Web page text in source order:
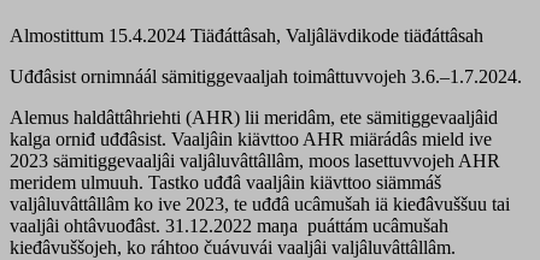
Almostittum 15.4.2024 Tiäđáttâsah, Valjâlävdikode tiäđáttâsah
Uđđâsist ornimnáál sämitiggevaaljah toimâttuvvojeh 3.6.–1.7.2024.
Alemus haldâttâhriehti (AHR) lii meridâm, ete sämitiggevaaljâid
kalga orniđ uđđâsist. Vaaljâin kiävttoo AHR miärádâs mield ive
2023 sämitiggevaaljâi valjâluvâttâllâm, moos lasettuvvojeh AHR
meridem ulmuuh. Tastko uđđâ vaaljâin kiävttoo siämmáš
valjâluvâttâllâm ko ive 2023, te uđđâ ucâmušah iä kieđâvuššuu tai
vaaljâi ohtâvuođâst. 31.12.2022 maŋa puáttám ucâmušah
kieđâvuššojeh, ko ráhtoo čuávuvái vaaljâi valjâluvâttâllâm.